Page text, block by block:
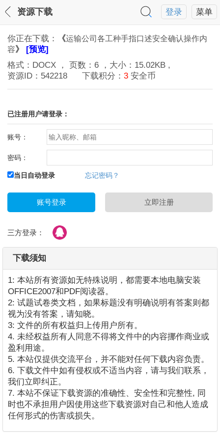
菜单
登录
资源下载
你正在下载： 《运输公司各工种手指口述安全确认操作内
容》 [预览]
格式： DOCX ， 页数： 6 ，大小： 15.02KB ,
资源ID： 542218 下载积分： 3 安全币
已注册用户请登录：
账号：
密码：
当日自动登录 忘记密码？
三方登录：
下载须知
1: 本站所有资源如无特殊说明，都需要本地电脑安装
OFFICE2007和PDF阅读器。
2: 试题试卷类文档，如果标题没有明确说明有答案则都
视为没有答案，请知晓。
3: 文件的所有权益归上传用户所有。
4. 未经权益所有人同意不得将文件中的内容挪作商业或
盈利用途。
5. 本站仅提供交流平台，并不能对任何下载内容负责。
6. 下载文件中如有侵权或不适当内容，请与我们联系，
我们立即纠正。
7. 本站不保证下载资源的准确性、安全性和完整性, 同
时也不承担用户因使用这些下载资源对自己和他人造成
任何形式的伤害或损失。